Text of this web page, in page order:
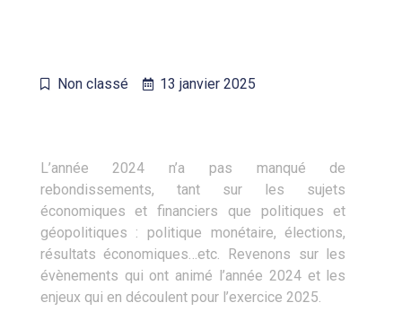
Non classé 13 janvier 2025
L’année 2024 n’a pas manqué de
rebondissements, tant sur les sujets
économiques et financiers que politiques et
géopolitiques : politique monétaire, élections,
résultats économiques…etc. Revenons sur les
évènements qui ont animé l’année 2024 et les
enjeux qui en découlent pour l’exercice 2025.